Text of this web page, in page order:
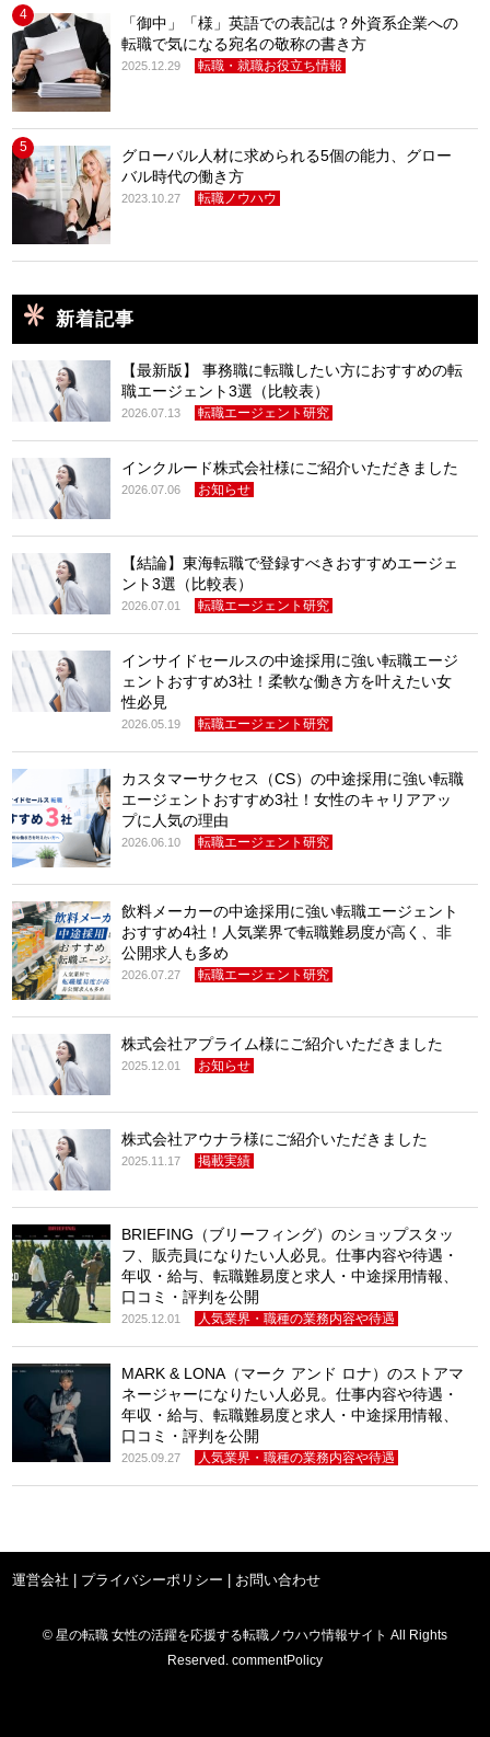
4
「御中」「様」英語での表記は？外資系企業への
転職で気になる宛名の敬称の書き方
2025.12.29 転職・就職お役立ち情報
5
グローバル人材に求められる5個の能力、グロー
バル時代の働き方
2023.10.27 転職ノウハウ
新着記事
【最新版】 事務職に転職したい方におすすめの転
職エージェント3選（比較表）
2026.07.13 転職エージェント研究
インクルード株式会社様にご紹介いただきました
2026.07.06 お知らせ
【結論】東海転職で登録すべきおすすめエージェ
ント3選（比較表）
2026.07.01 転職エージェント研究
インサイドセールスの中途採用に強い転職エージ
ェントおすすめ3社！柔軟な働き方を叶えたい女
性必見
2026.05.19 転職エージェント研究
カスタマーサクセス（CS）の中途採用に強い転職
エージェントおすすめ3社！女性のキャリアアッ
プに人気の理由
2026.06.10 転職エージェント研究
飲料メーカーの中途採用に強い転職エージェント
おすすめ4社！人気業界で転職難易度が高く、非
公開求人も多め
2026.07.27 転職エージェント研究
株式会社アプライム様にご紹介いただきました
2025.12.01 お知らせ
株式会社アウナラ様にご紹介いただきました
2025.11.17 掲載実績
BRIEFING（ブリーフィング）のショップスタッ
フ、販売員になりたい人必見。仕事内容や待遇・
年収・給与、転職難易度と求人・中途採用情報、
口コミ・評判を公開
2025.12.01 人気業界・職種の業務内容や待遇
MARK & LONA（マーク アンド ロナ）のストアマ
ネージャーになりたい人必見。仕事内容や待遇・
年収・給与、転職難易度と求人・中途採用情報、
口コミ・評判を公開
2025.09.27 人気業界・職種の業務内容や待遇
運営会社 プライバシーポリシー お問い合わせ
© 星の転職 女性の活躍を応援する転職ノウハウ情報サイト All Rights
Reserved. commentPolicy